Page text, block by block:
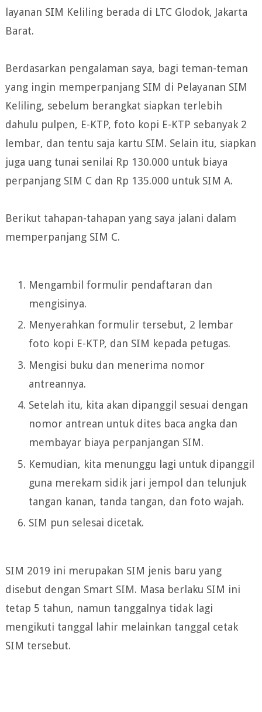
layanan SIM Keliling berada di LTC Glodok, Jakarta
Barat.
Berdasarkan pengalaman saya, bagi teman-teman
yang ingin memperpanjang SIM di Pelayanan SIM
Keliling, sebelum berangkat siapkan terlebih
dahulu pulpen, E-KTP, foto kopi E-KTP sebanyak 2
lembar, dan tentu saja kartu SIM. Selain itu, siapkan
juga uang tunai senilai Rp 130.000 untuk biaya
perpanjang SIM C dan Rp 135.000 untuk SIM A.
Berikut tahapan-tahapan yang saya jalani dalam
memperpanjang SIM C.
Mengambil formulir pendaftaran dan
mengisinya.
Menyerahkan formulir tersebut, 2 lembar
foto kopi E-KTP, dan SIM kepada petugas.
Mengisi buku dan menerima nomor
antreannya.
Setelah itu, kita akan dipanggil sesuai dengan
nomor antrean untuk dites baca angka dan
membayar biaya perpanjangan SIM.
Kemudian, kita menunggu lagi untuk dipanggil
guna merekam sidik jari jempol dan telunjuk
tangan kanan, tanda tangan, dan foto wajah.
SIM pun selesai dicetak.
SIM 2019 ini merupakan SIM jenis baru yang
disebut dengan Smart SIM. Masa berlaku SIM ini
tetap 5 tahun, namun tanggalnya tidak lagi
mengikuti tanggal lahir melainkan tanggal cetak
SIM tersebut.